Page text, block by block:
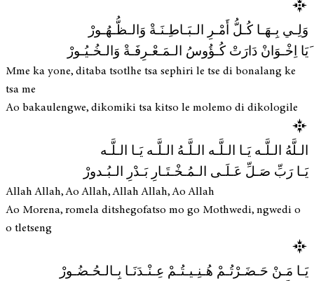
وَلِـي بِـهَـا كُـلُّ أَمْـرِ الـبَـاطِـنَـةْ وَالـظُّـهُـورْ
َیَا اِخْـوَانْ دَارَتْ كُـؤُوسُ الـمَـعْـرِفَـةْ وَالـخُـيُـورْ
Mme ka yone, ditaba tsotlhe tsa sephiri le tse di bonalang ke
tsa me
Ao bakaulengwe, dikomiki tsa kitso le molemo di dikologile
الـلَّهُ الـلَّـه يَـا الـلَّـه الـلَّـهُ الـلَّـه يَـا الـلَّـه
يَـا رَبِّ صَـلِّ عَـلَـى الـمُـخْـتَـارِ بَـدْرِ الـبُـدورْ
Allah Allah, Ao Allah, Allah Allah, Ao Allah
Ao Morena, romela ditshegofatso mo go Mothwedi, ngwedi o
o tletseng
يَـا مَـنْ حَـضَـرْتُـمْ هُـنِـيـتُـمْ عِـنْـدَنَـا بِـالـحُـضُـورْ